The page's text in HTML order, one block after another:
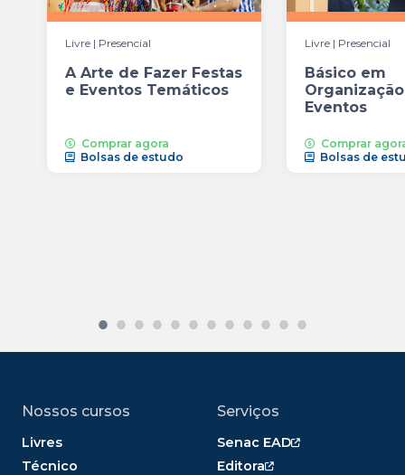
Livre | Presencial
A Arte de Fazer Festas
e Eventos Temáticos
Comprar agora
Bolsas de estudo
Livre | Presencial
Básico em
Eventos
Comprar
Bolsas de
Nossos cursos
Livres
Técnico
Serviços
Senac EAD
Editora